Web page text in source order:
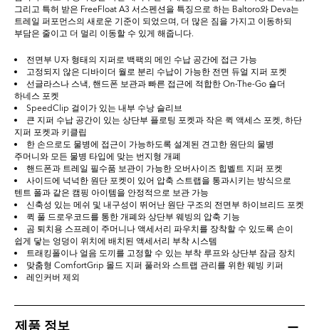
그리고 특허 받은 FreeFloat A3 서스펜션을 특징으로 하는 Baltoro와 Deva는
트레일 퍼포먼스의 새로운 기준이 되었으며, 더 많은 짐을 가지고 이동하되
부담은 줄이고 더 멀리 이동할 수 있게 해줍니다.
전면부 U자 형태의 지퍼로 백팩의 메인 수납 공간에 접근 가능
고정되지 않은 디바이더 월로 분리 수납이 가능한 전면 듀얼 지퍼 포켓
선글라스나 스낵, 핸드폰 보관과 빠른 접근에 적합한 On-The-Go 숄더
하네스 포켓
SpeedClip 걸이가 있는 내부 수낭 슬리브
큰 지퍼 수납 공간이 있는 상단부 플로팅 포켓과 작은 퀵 액세스 포켓, 하단
지퍼 포켓과 키클립
한 손으로도 물병에 접근이 가능하도록 설계된 견고한 원단의 물병
주머니와 모든 물병 타입에 맞는 번지형 개폐
핸드폰과 트레일 필수품 보관이 가능한 오버사이즈 힙벨트 지퍼 포켓
사이드에 넉넉한 원단 포켓이 있어 압축 스트랩을 통과시키는 방식으로
텐트 폴과 같은 캠핑 아이템을 안정적으로 보관 가능
신축성 있는 메쉬 및 내구성이 뛰어난 원단 구조의 전면부 하이브리드 포켓
퀵 풀 드로우코드를 통한 개폐와 상단부 웨빙의 압축 기능
곰 퇴치용 스프레이 주머니나 액세서리 파우치를 장착할 수 있도록 손이
쉽게 닿는 엉덩이 위치에 배치된 액세서리 부착 시스템
트래킹폴이나 얼음 도끼를 고정할 수 있는 부착 루프와 상단부 잠금 장치
맞춤형 ComfortGrip 몰드 지퍼 풀러와 스트랩 관리를 위한 웨빙 키퍼
레인커버 제외
제품 정보